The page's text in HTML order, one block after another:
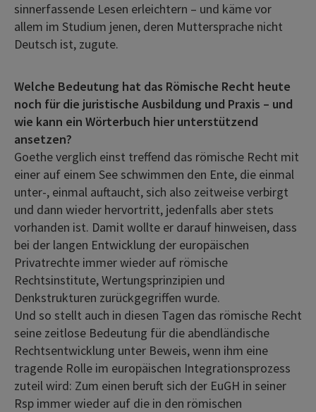
sinnerfassende Lesen erleichtern – und käme vor
allem im Studium jenen, deren Muttersprache nicht
Deutsch ist, zugute.
Welche Bedeutung hat das Römische Recht heute
noch für die juristische Ausbildung und Praxis – und
wie kann ein Wörterbuch hier unterstützend
ansetzen?
Goethe verglich einst treffend das römische Recht mit
einer auf einem See schwimmen den Ente, die einmal
unter-, einmal auftaucht, sich also zeitweise verbirgt
und dann wieder hervortritt, jedenfalls aber stets
vorhanden ist. Damit wollte er darauf hinweisen, dass
bei der langen Entwicklung der europäischen
Privatrechte immer wieder auf römische
Rechtsinstitute, Wertungsprinzipien und
Denkstrukturen zurückgegriffen wurde.
Und so stellt auch in diesen Tagen das römische Recht
seine zeitlose Bedeutung für die abendländische
Rechtsentwicklung unter Beweis, wenn ihm eine
tragende Rolle im europäischen Integrationsprozess
zuteil wird: Zum einen beruft sich der EuGH in seiner
Rsp immer wieder auf die in den römischen